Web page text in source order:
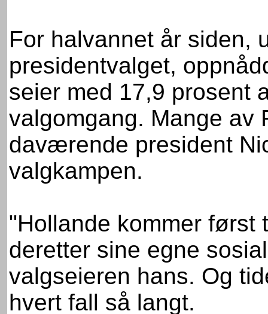
For halvannet år siden,
presidentvalget,
seier med 17,9 prosent
valgomgang. Mange av
daværende president
valgkampen.
"Hollande kommer først
deretter sine egne
valgseieren hans. Og
hvert fall så langt.